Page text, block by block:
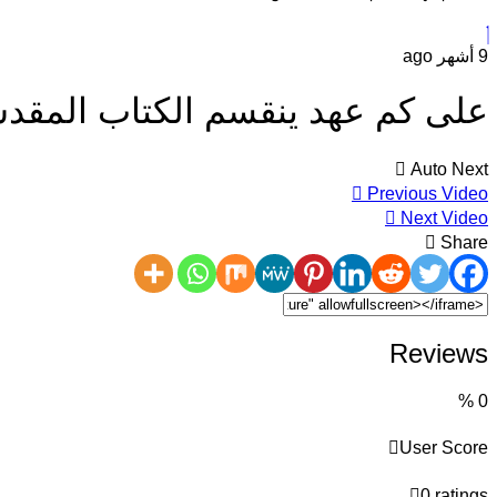
9 أشهر ago
على كم عهد ينقسم الكتاب
Auto Next
Previous Video
Next Video
Share
Reviews
0
%
User Score